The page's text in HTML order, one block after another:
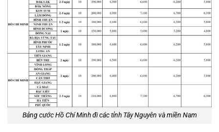
Bảng cước Hồ Chí Minh đi các tỉnh Tây Nguyên và miền Nam